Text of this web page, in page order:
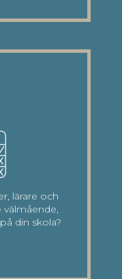
lärare och
välmående,
din skola?